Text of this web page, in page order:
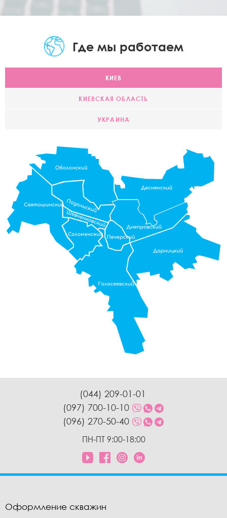
Где мы работаем
КИЕВ
КИЕВСКАЯ ОБЛАСТЬ
УКРАИНА
(044) 209-01-01
(097) 700-10-10
(096) 270-50-40
ПН-ПТ 9:00-18:00
Оформление скважин